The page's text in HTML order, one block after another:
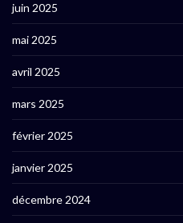
juin 2025
mai 2025
avril 2025
mars 2025
février 2025
janvier 2025
décembre 2024